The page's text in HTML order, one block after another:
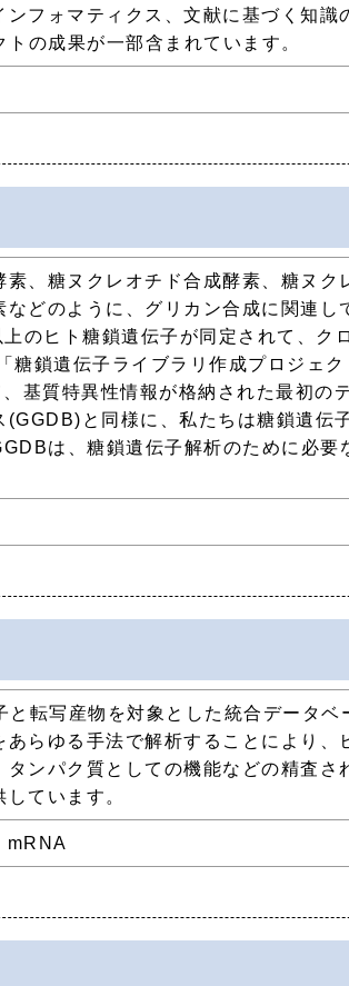
ンフォマティクス、文献に基づく知識
の成果が一部含まれています。
、糖ヌクレオチド合成酵素、糖ヌク
などのように、グリカン合成に関連し
のヒト糖鎖遺伝子が同定されて、ク
糖鎖遺伝子ライブラリ作成プロジェ
基質特異性情報が格納された最初の
(GGDB)と同様に、私たちは糖鎖遺伝
は、糖鎖遺伝子解析のために必要
転写産物を対象とした統合データベ
らゆる手法で解析することにより、
ンパク質としての機能などの精査さ
しています。
mRNA